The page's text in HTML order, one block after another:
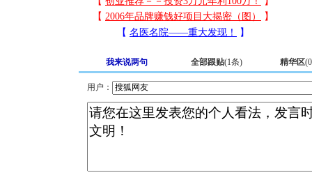
我来说两句 全部跟贴(1条) 精华区(0
用户：